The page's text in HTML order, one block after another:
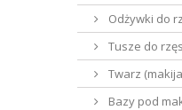
Odżywki do
Tusze do rzęs
Twarz
Bazy pod